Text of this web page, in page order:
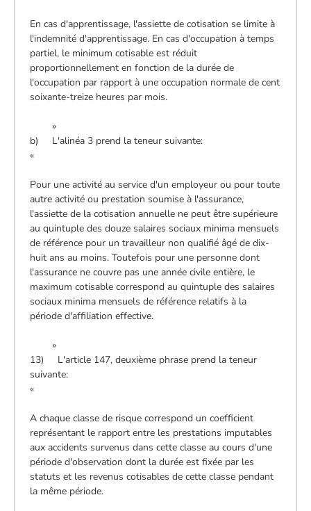
En cas d'apprentissage, l'assiette de cotisation se limite à
l'indemnité d'apprentissage. En cas d'occupation à temps
partiel, le minimum cotisable est réduit
proportionnellement en fonction de la durée de
l'occupation par rapport à une occupation normale de cent
soixante-treize heures par mois.
»
b) L'alinéa 3 prend la teneur suivante:
«
Pour une activité au service d'un employeur ou pour toute
autre activité ou prestation soumise à l'assurance,
l'assiette de la cotisation annuelle ne peut être supérieure
au quintuple des douze salaires sociaux minima mensuels
de référence pour un travailleur non qualifié âgé de dix-
huit ans au moins. Toutefois pour une personne dont
l'assurance ne couvre pas une année civile entière, le
maximum cotisable correspond au quintuple des salaires
sociaux minima mensuels de référence relatifs à la
période d'affiliation effective.
»
13) L'article 147, deuxième phrase prend la teneur
suivante:
«
A chaque classe de risque correspond un coefficient
représentant le rapport entre les prestations imputables
aux accidents survenus dans cette classe au cours d'une
période d'observation dont la durée est fixée par les
statuts et les revenus cotisables de cette classe pendant
la même période.